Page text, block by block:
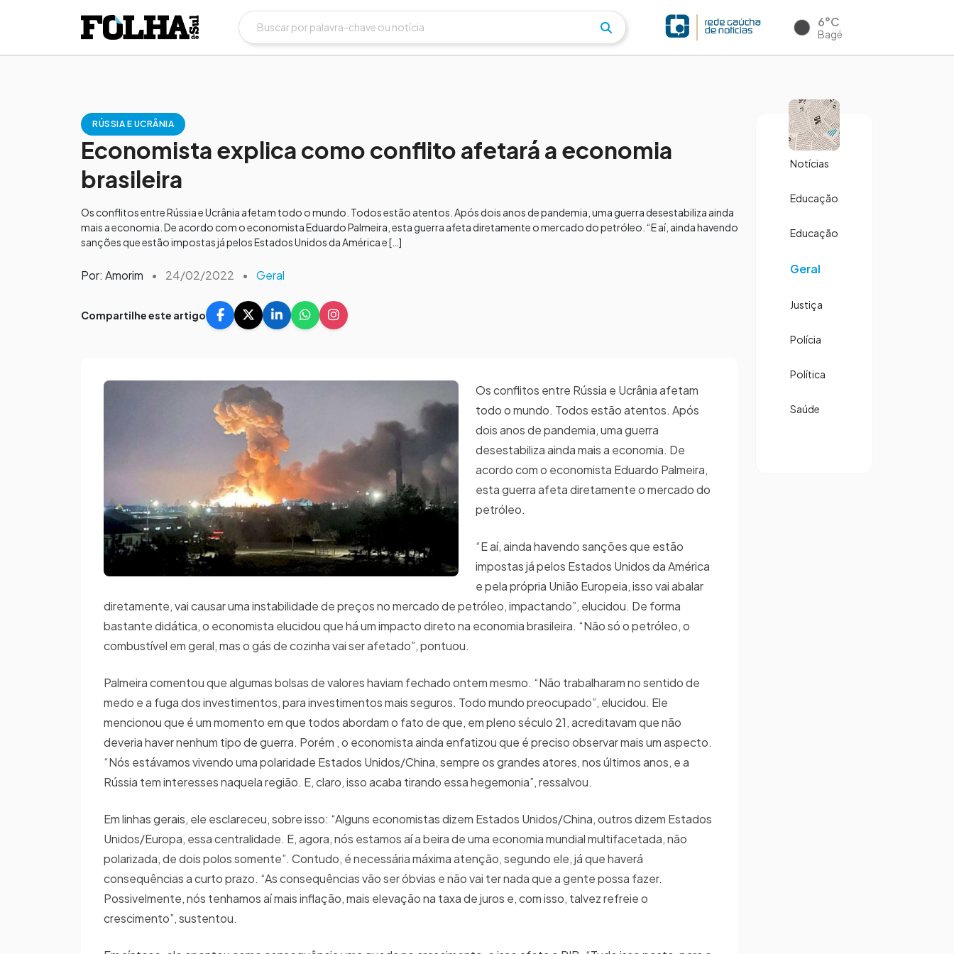
6°C
Bagé
RÚSSIA E UCRÂNIA
Economista explica como conflito afetará a economia
brasileira
Os conflitos entre Rússia e Ucrânia afetam todo o mundo. Todos estão atentos. Após dois anos de pandemia, uma guerra desestabiliza ainda
mais a economia. De acordo com o economista Eduardo Palmeira, esta guerra afeta diretamente o mercado do petróleo. “E aí, ainda havendo
sanções que estão impostas já pelos Estados Unidos da América e […]
Por: Amorim • 24/02/2022 • Geral
Compartilhe este artigo
Os conflitos entre Rússia e Ucrânia afetam
todo o mundo. Todos estão atentos. Após
dois anos de pandemia, uma guerra
desestabiliza ainda mais a economia. De
acordo com o economista Eduardo Palmeira,
esta guerra afeta diretamente o mercado do
petróleo.
“E aí, ainda havendo sanções que estão
impostas já pelos Estados Unidos da América
e pela própria União Europeia, isso vai abalar
diretamente, vai causar uma instabilidade de preços no mercado de petróleo, impactando”, elucidou. De forma
bastante didática, o economista elucidou que há um impacto direto na economia brasileira. “Não só o petróleo, o
combustível em geral, mas o gás de cozinha vai ser afetado”, pontuou.
Palmeira comentou que algumas bolsas de valores haviam fechado ontem mesmo. “Não trabalharam no sentido de
medo e a fuga dos investimentos, para investimentos mais seguros. Todo mundo preocupado”, elucidou. Ele
mencionou que é um momento em que todos abordam o fato de que, em pleno século 21, acreditavam que não
deveria haver nenhum tipo de guerra. Porém , o economista ainda enfatizou que é preciso observar mais um aspecto.
“Nós estávamos vivendo uma polaridade Estados Unidos/China, sempre os grandes atores, nos últimos anos, e a
Rússia tem interesses naquela região. E, claro, isso acaba tirando essa hegemonia”, ressalvou.
Em linhas gerais, ele esclareceu, sobre isso: “Alguns economistas dizem Estados Unidos/China, outros dizem Estados
Unidos/Europa, essa centralidade. E, agora, nós estamos aí a beira de uma economia mundial multifacetada, não
polarizada, de dois polos somente”. Contudo, é necessária máxima atenção, segundo ele, já que haverá
consequências a curto prazo. “As consequências vão ser óbvias e não vai ter nada que a gente possa fazer.
Possivelmente, nós tenhamos aí mais inflação, mais elevação na taxa de juros e, com isso, talvez refreie o
crescimento”, sustentou.
Notícias
Educação
Educação
Geral
Justiça
Polícia
Política
Saúde